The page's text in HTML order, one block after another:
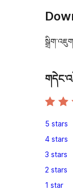
2
5-
star
reviews
5 stars
0
4-
star
reviews
4 stars
0
3-
star
3 stars
0
2-
2 stars
0
1 star